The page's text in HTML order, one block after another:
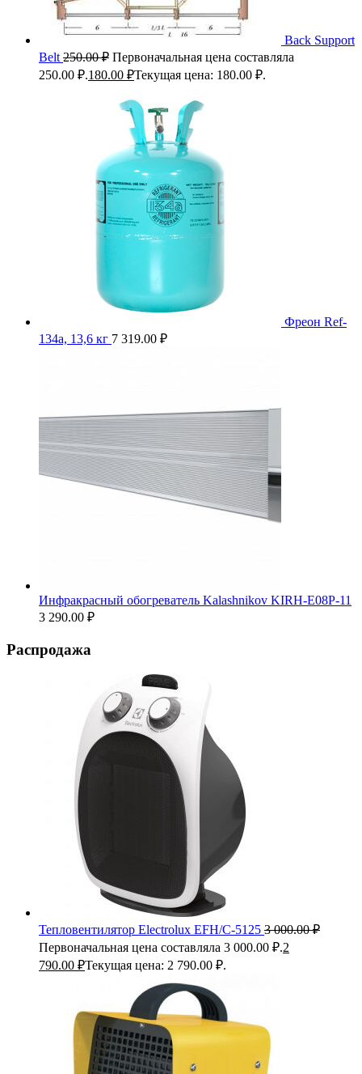
Back Support
Belt 250.00₽ Первоначальная цена составляла
250.00 ₽.180.00 ₽Текущая цена: 180.00 ₽.
Фреон Ref-
134a, 13,6 кг 7 319.00 ₽
Инфракрасный обогреватель Kalashnikov KIRH-E08P-11
3 290.00 ₽
Распродажа
Тепловентилятор Electrolux EFH/C-5125 3 000.00₽
Первоначальная цена составляла 3 000.00 ₽.2
790.00 ₽Текущая цена: 2 790.00 ₽.